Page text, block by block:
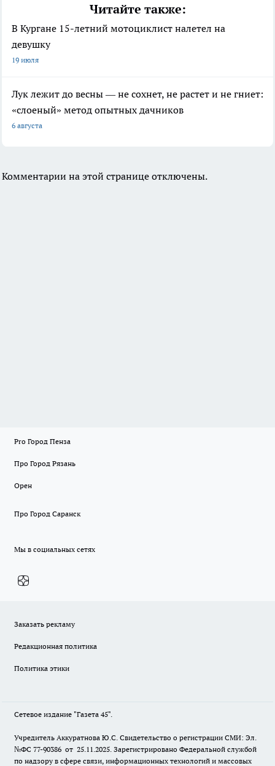
Читайте также:
В Кургане 15-летний мотоциклист налетел на
девушку
19 июля
Лук лежит до весны — не сохнет, не растет и не гниет:
«слоеный» метод опытных дачников
6 августа
Комментарии на этой странице отключены.
Pro Город Пенза
Про Город Рязань
Орен
Про Город Саранск
Мы в социальных сетях
Заказать рекламу
Редакционная политика
Политика этики
Сетевое издание "Газета 45".
Учредитель Аккуратнова Ю.С. Свидетельство о регистрации СМИ: Эл.
№ФС 77-90386 от 25.11.2025. Зарегистрировано Федеральной службой
по надзору в сфере связи, информационных технологий и массовых